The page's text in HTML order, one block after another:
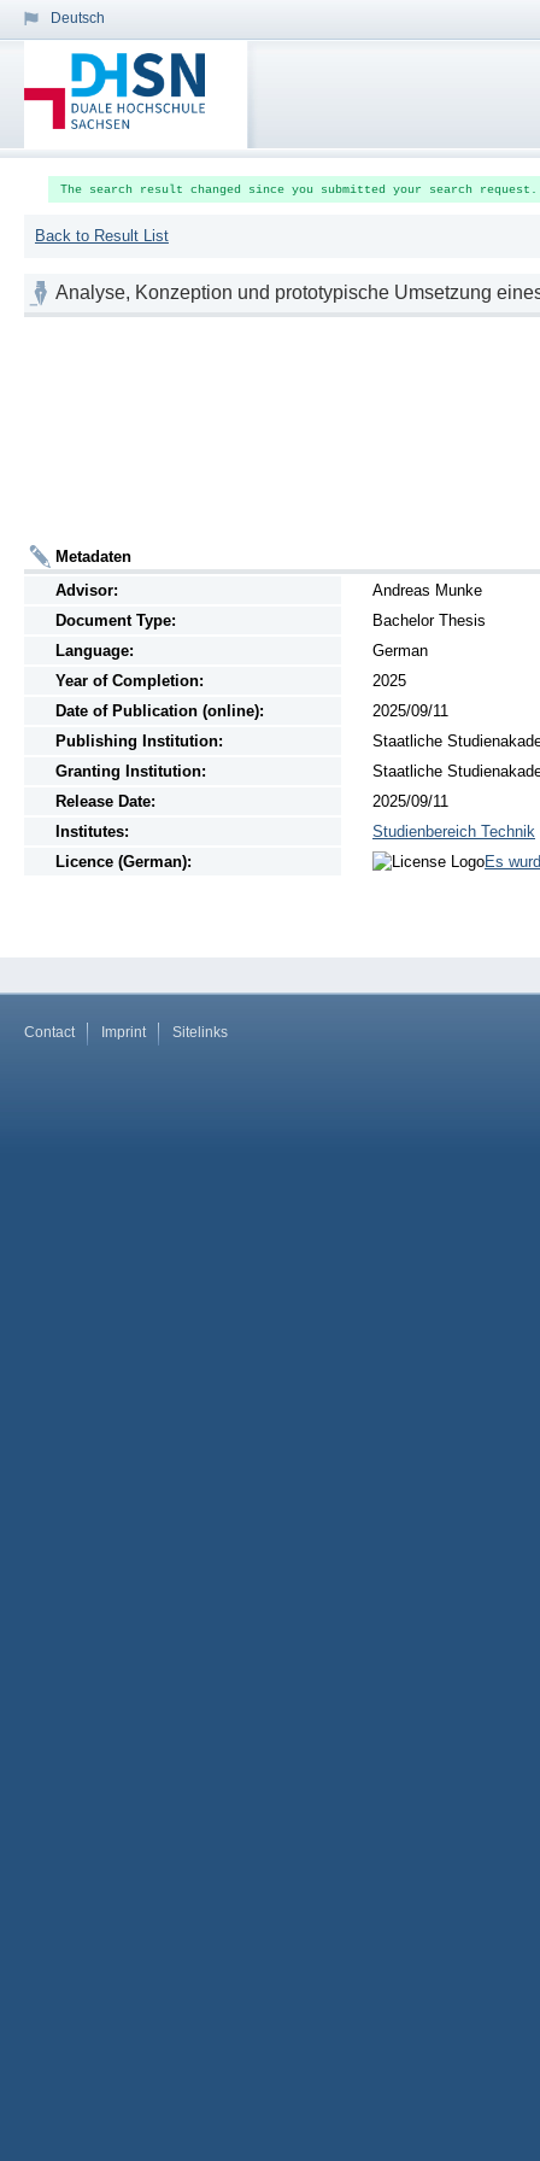
Deutsch
The search result changed since you submitted your search
Back to Result List
Analyse, Konzeption und prototypische Umsetzung
Metadaten
Advisor:
Andreas Munke
Document Type:
Bachelor Thesis
Language:
German
Year of Completion:
2025
Date of Publication (online):
2025/09/11
Publishing Institution:
Staatliche
Granting Institution:
Staatliche
Release Date:
2025/09/11
Institutes:
Studienbereich Technik
Licence (German):
Es
Contact Imprint Sitelinks